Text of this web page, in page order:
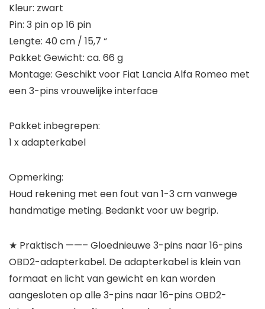
Kleur: zwart
Pin: 3 pin op 16 pin
Lengte: 40 cm / 15,7 “
Pakket Gewicht: ca. 66 g
Montage: Geschikt voor Fiat Lancia Alfa Romeo met
een 3-pins vrouwelijke interface
Pakket inbegrepen:
1 x adapterkabel
Opmerking:
Houd rekening met een fout van 1-3 cm vanwege
handmatige meting. Bedankt voor uw begrip.
★ Praktisch ——– Gloednieuwe 3-pins naar 16-pins
OBD2-adapterkabel. De adapterkabel is klein van
formaat en licht van gewicht en kan worden
aangesloten op alle 3-pins naar 16-pins OBD2-